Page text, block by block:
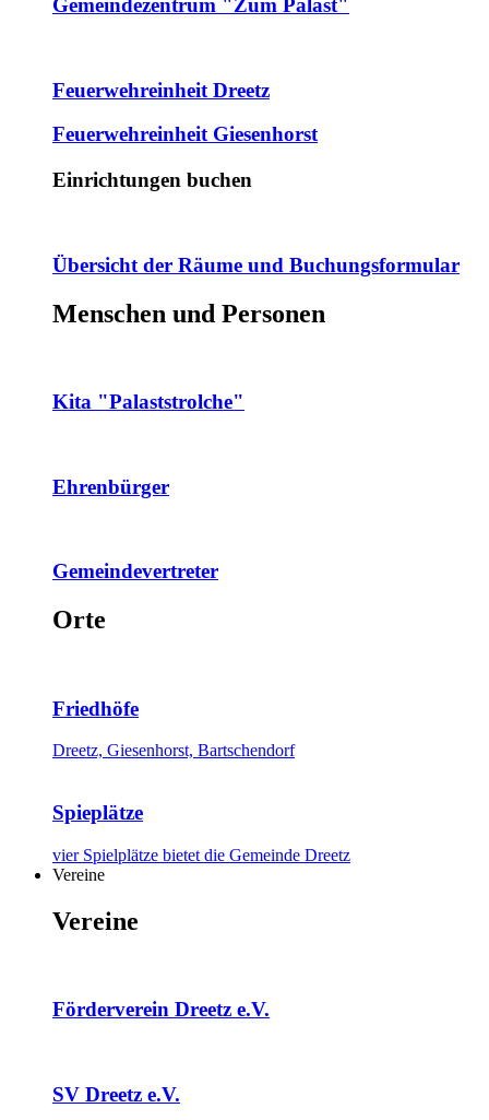
Gemeindezentrum "Zum Palast"
Feuerwehreinheit Dreetz
Feuerwehreinheit Giesenhorst
Einrichtungen buchen
Übersicht der Räume und Buchungsformular
Menschen und Personen
Kita "Palaststrolche"
Ehrenbürger
Gemeindevertreter
Orte
Friedhöfe
Dreetz, Giesenhorst, Bartschendorf
Spieplätze
vier Spielplätze bietet die Gemeinde Dreetz
Vereine
Vereine
Förderverein Dreetz e.V.
SV Dreetz e.V.